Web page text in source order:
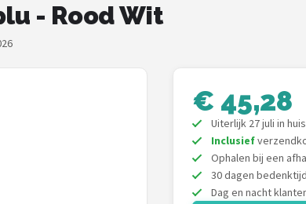
- Rood Wit
€ 45,28
Uiterlijk 27 juli in huis
Inclusief
Ophalen bij een
30 dagen
Dag en nacht